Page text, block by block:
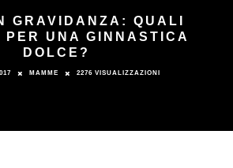
GRAVIDANZA: QUALI
PER UNA GINNASTICA
DOLCE?
MAMME 2276 VISUALIZZAZIONI